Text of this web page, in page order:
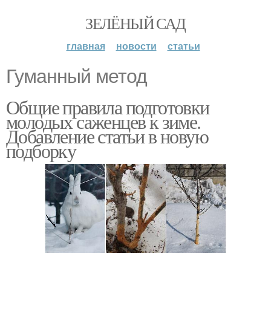
ЗЕЛЁНЫЙ САД
главная новости статьи
Гуманный метод
Общие правила подготовки
молодых саженцев к зиме.
Добавление статьи в новую
подборку